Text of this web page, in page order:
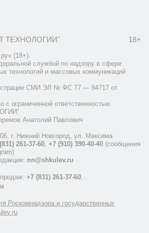
ТЕХНОЛОГИИ" 18+
(18+).
службой по надзору в сфере
технологий и массовых коммуникаций
СМИ ЭЛ № ФС 77 — 84717 от
ограниченной ответственностью
Анатолий Павлович
г. Нижний Новгород, ул. Максима
261-37-60, +7 (910) 390-40-40 (сообщения
nn@shkulev.ru
+7 (831) 261-37-60,
Роскомнадзора и государственных